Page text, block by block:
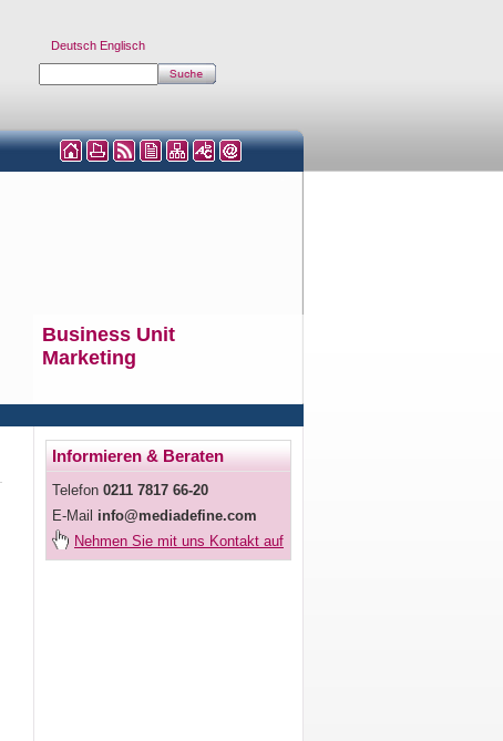
Deutsch Englisch
Business Unit
Marketing
Informieren & Beraten
Telefon 0211 7817 66-20
E-Mail info@mediadefine.com
Nehmen Sie mit uns Kontakt auf